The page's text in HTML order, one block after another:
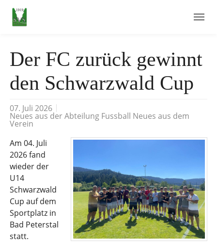
Skip to main navigation
Skip to main content
Skip to page footer
Der FC zurück gewinnt
den Schwarzwald Cup
07. Juli 2026
Neues aus der Abteilung Fussball Neues aus dem
Verein
Am 04. Juli
2026 fand
wieder der
U14
Schwarzwald
Cup auf dem
Sportplatz in
Bad Peterstal
statt.